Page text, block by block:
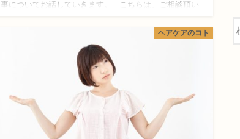
事についてお話していきます。 こちらは、ご相談頂い
ヘアケアのコト